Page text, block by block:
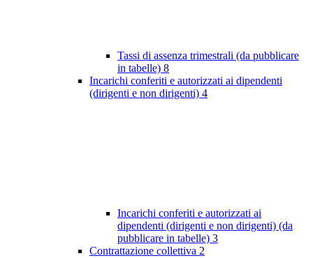
Tassi di assenza trimestrali (da pubblicare
in tabelle) 8
Incarichi conferiti e autorizzati ai dipendenti
(dirigenti e non dirigenti) 4
Incarichi conferiti e autorizzati ai
dipendenti (dirigenti e non dirigenti) (da
pubblicare in tabelle) 3
Contrattazione collettiva 2